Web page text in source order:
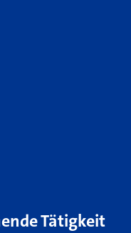
Tätigkeit